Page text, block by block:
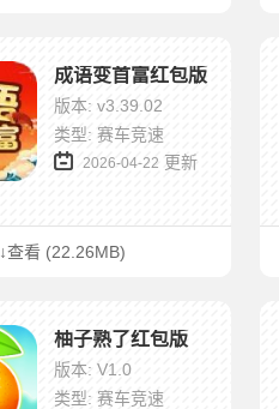
成语变首富红包版
版本: v3.39.02
类型: 赛车竞速
2026-04-22 更新
↓查看 (22.26MB)
柚子熟了红包版
版本: V1.0
类型: 赛车竞速